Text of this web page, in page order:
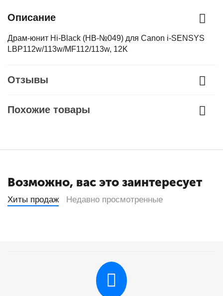
Описание
Драм-юнит Hi-Black (HB-№049) для Canon i-SENSYS
LBP112w/113w/MF112/113w, 12K
Отзывы
Похожие товары
Возможно, вас это заинтересует
Хиты продаж Недавно просмотренные